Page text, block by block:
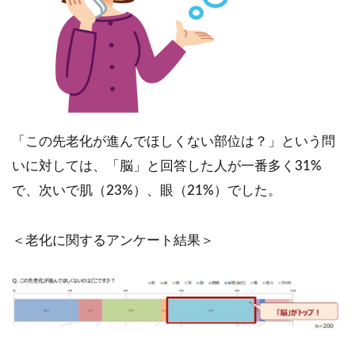
「この先老化が進んでほしくない部位は？」という問
いに対しては、「脳」と回答した人が一番多く31%
で、次いで肌（23%）、眼（21%）でした。
＜老化に関するアンケート結果＞